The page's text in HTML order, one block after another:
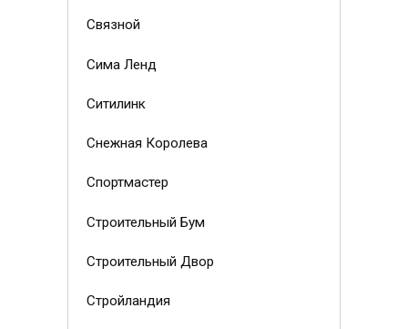
Связной
Сима Ленд
Ситилинк
Снежная Королева
Спортмастер
Строительный Бум
Строительный Двор
Стройландия